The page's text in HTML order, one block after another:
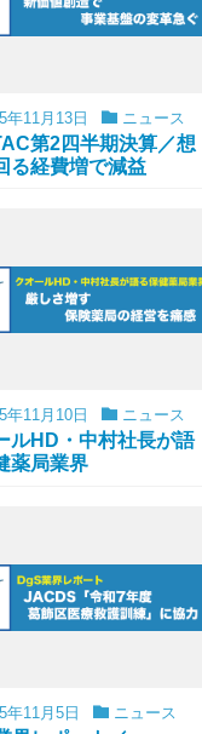
年11月13日 ニュース
第2四半期決算／想
る経費増で減益
年11月10日 ニュース
ルHD・中村社長が語
薬局業界
年11月5日 ニュース